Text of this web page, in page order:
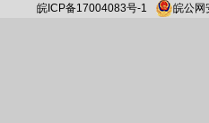
皖ICP备17004083号-1
皖公网